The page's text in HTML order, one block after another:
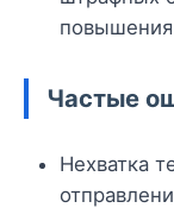
повышения
Частые
Нехватка